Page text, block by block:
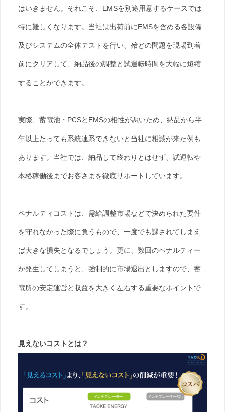
はいきません。それこそ、EMSを別途用意するケースでは
特に難しくなります。当社は出荷前にEMSを含める各設備
及びシステムの全体テストを行い、殆どの問題を現場到着
前にクリアして、納品後の調整と試運転時間を大幅に短縮
することができます。
実際、蓄電池・PCSとEMSの相性が悪いため、納品から半
年以上たっても系統連系できないと当社に相談が来た例も
あります。当社では、納品して終わりとはせず、試運転や
本格稼働後までお客さまを徹底サポートしています。
ペナルティコストは、需給調整市場などで決められた要件
を守れなかった際に負うもので、一度でも課されてしまえ
ば大きな損失となるでしょう。更に、数回のペナルティー
が発生してしまうと、強制的に市場退出としますので、蓄
電所の安定運営と収益を大きく左右する重要なポイントで
す。
見えないコストとは？